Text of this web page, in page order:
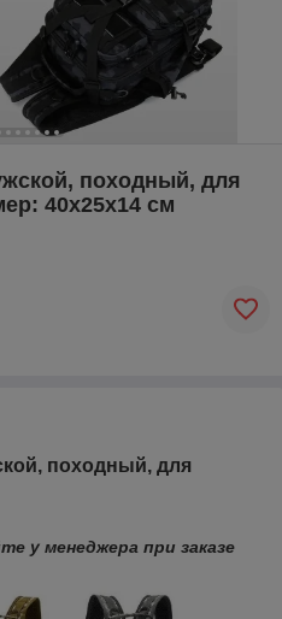
походный, для
40х25х14 см
походный, для
у менеджера при заказе